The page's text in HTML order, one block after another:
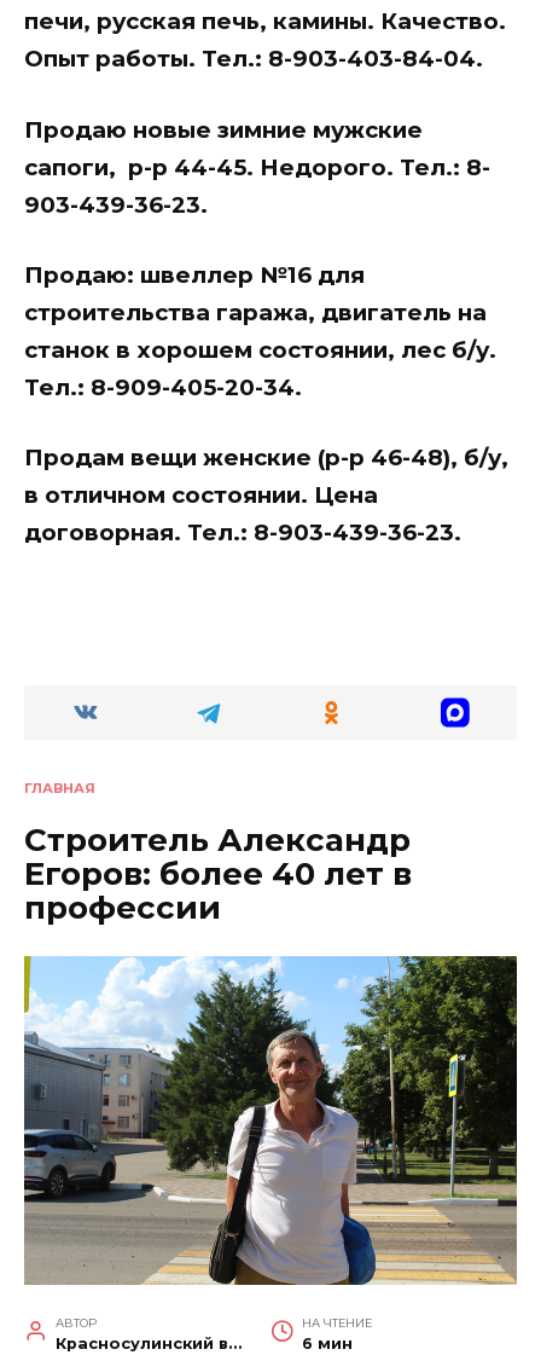
печи, русская печь, камины. Качество.
Опыт работы. Тел.: 8-903-403-84-04.
Продаю новые зимние мужские
сапоги, р-р 44-45. Недорого. Тел.: 8-
903-439-36-23.
Продаю: швеллер №16 для
строительства гаража, двигатель на
станок в хорошем состоянии, лес б/у.
Тел.: 8-909-405-20-34.
Продам вещи женские (р-р 46-48), б/у,
в отличном состоянии. Цена
договорная. Тел.: 8-903-439-36-23.
ГЛАВНАЯ
Строитель Александр
Егоров: более 40 лет в
профессии
АВТОР
Красносулинский вестник
НА ЧТЕНИЕ
6 мин